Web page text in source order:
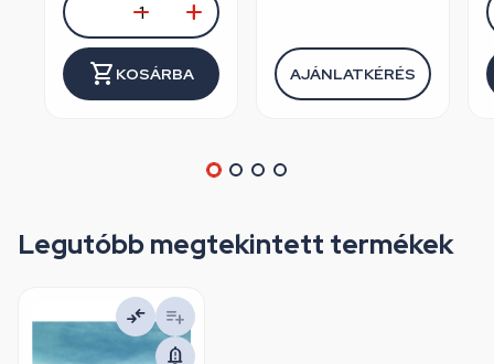
KOSÁRBA AJÁNLATKÉRÉS
Legutóbb megtekintett termékek